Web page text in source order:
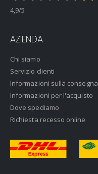
4,9/5
AZIENDA
Chi siamo
Servizio clienti
Informazioni sulla consegna
Informazioni per l'acquisto
Dove spediamo
Richiesta recesso online